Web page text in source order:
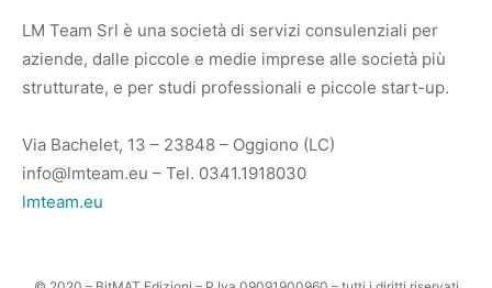
LM Team Srl è una società di servizi consulenziali per
aziende, dalle piccole e medie imprese alle società più
strutturate, e per studi professionali e piccole start-up.
Via Bachelet, 13 – 23848 – Oggiono (LC)
info@lmteam.eu – Tel. 0341.1918030
lmteam.eu